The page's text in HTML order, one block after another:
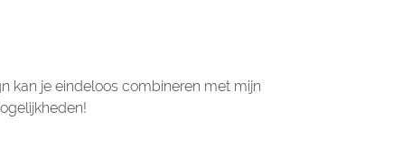
kan je eindeloos combineren met mijn